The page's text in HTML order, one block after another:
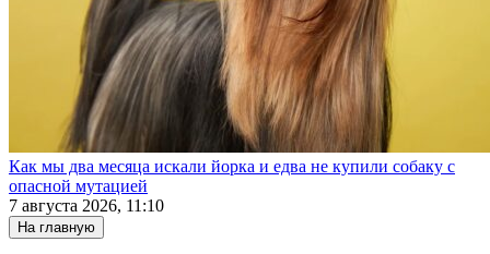
Как мы два месяца искали йорка и едва не купили собаку с
опасной мутацией
7 августа 2026, 11:10
На главную